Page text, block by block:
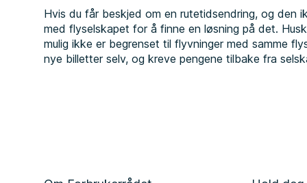
Hvis du får beskjed om en rutetidsendring, og den
med flyselskapet for å finne en løsning på det.
mulig ikke er begrenset til flyvninger med samme
nye billetter selv, og kreve pengene tilbake fra